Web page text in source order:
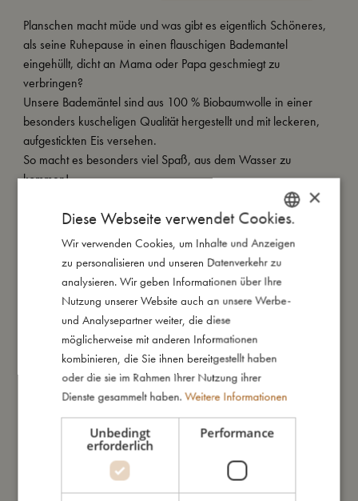
Planschen macht müde und was gibt es eigentlich Schöneres,
als seine Ruhepause in einen flauschigen Bademantel
eingehüllt, dicht an Mama oder Papa geschmiegt zu
verbringen?
Unsere Bademäntel sind aus 100 % Biobaumwolle in einer
besonders kuscheligen Qualität hergestellt und mit leckeren,
aufgestickten Eis versehen.
So macht es besonders viel Spaß, aus dem Wasser zu
kommen!
Meine besondere Merkmale:
- Hergestellt aus 100% Bio-Baumwolle.
- GOTS organic zertifiziert von CERES-0300.
So groß bin ich
Daraus bin ich gemacht
So kannst Du mich pflegen
DANISH
ENGLISH
GERMAN
×
Diese Webseite verwendet Cookies.
Wir verwenden Cookies, um Inhalte und Anzeigen
zu personalisieren und unseren Datenverkehr zu
analysieren. Wir geben Informationen über Ihre
Nutzung unserer Website auch an unsere Werbe-
und Analysepartner weiter, die diese
möglicherweise mit anderen Informationen
kombinieren, die Sie ihnen bereitgestellt haben
oder die sie im Rahmen Ihrer Nutzung ihrer
Dienste gesammelt haben. Weitere Informationen
Unbedingt
erforderlich
Performance